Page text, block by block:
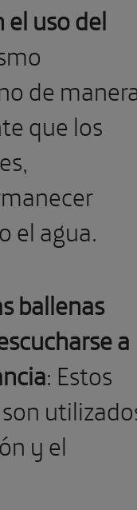
el uso del
de
que los
el agua.
ballenas
a
: Estos
y el